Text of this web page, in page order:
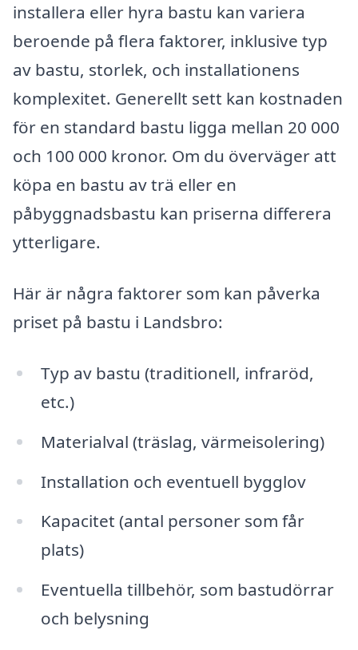
installera eller hyra bastu kan variera
beroende på flera faktorer, inklusive typ
av bastu, storlek, och installationens
komplexitet. Generellt sett kan kostnaden
för en standard bastu ligga mellan 20 000
och 100 000 kronor. Om du överväger att
köpa en bastu av trä eller en
påbyggnadsbastu kan priserna differera
ytterligare.
Här är några faktorer som kan påverka
priset på bastu i Landsbro:
Typ av bastu (traditionell, infraröd,
etc.)
Materialval (träslag, värmeisolering)
Installation och eventuell bygglov
Kapacitet (antal personer som får
plats)
Eventuella tillbehör, som bastudörrar
och belysning